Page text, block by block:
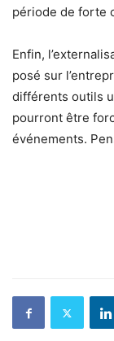
période de forte
Enfin,
posé sur
différents outils
pourront être
événements.